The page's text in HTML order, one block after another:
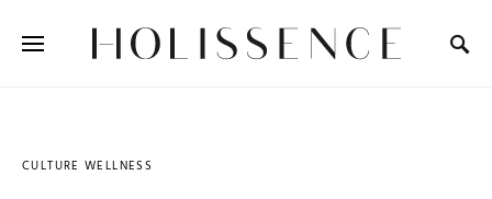
CULTURE WELLNESS